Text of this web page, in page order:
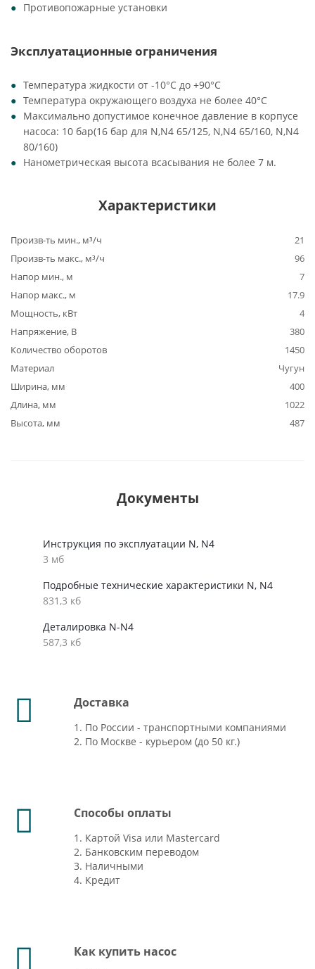
Противопожарные установки
Эксплуатационные ограничения
Температура жидкости от -10°C до +90°C
Температура окружающего воздуха не более 40°C
Максимально допустимое конечное давление в корпусе
насоса: 10 бар(16 бар для N,N4 65/125, N,N4 65/160, N,N4
80/160)
Нанометрическая высота всасывания не более 7 м.
Характеристики
Произв-ть мин., м³/ч
21
Произв-ть макс., м³/ч
96
Напор мин., м
7
Напор макс., м
17.9
Мощность, кВт
4
Напряжение, В
380
Количество оборотов
1450
Материал
Чугун
Ширина, мм
400
Длина, мм
1022
Высота, мм
487
Документы
Инструкция по эксплуатации N, N4
3 мб
Подробные технические характеристики N, N4
831,3 кб
Деталировка N-N4
587,3 кб
Доставка
1. По России - транспортными компаниями
2. По Москве - курьером (до 50 кг.)
Способы оплаты
1. Картой Visa или Mastercard
2. Банковским переводом
3. Наличными
4. Кредит
Как купить насос